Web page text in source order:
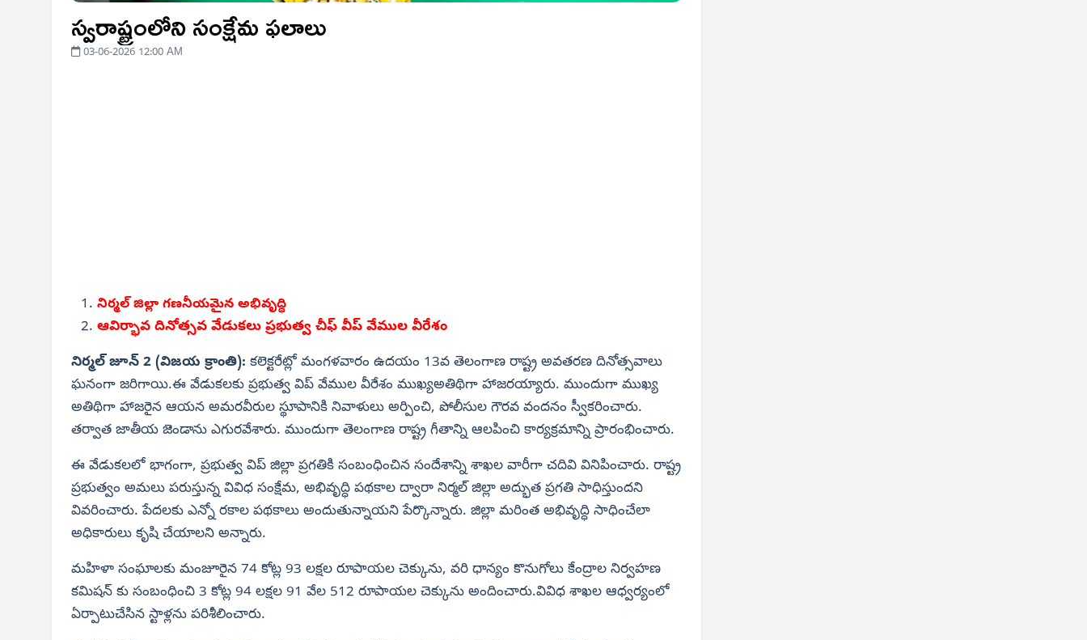
స్వరాష్ట్రంలోని సంక్షేమ ఫలాలు
03-06-2026 12:00 AM
నిర్మల్ జిల్లా గణనీయమైన అభివృద్ధి
ఆవిర్భావ దినోత్సవ వేడుకలు ప్రభుత్వ చీఫ్ వీప్ వేముల వీరేశం
నిర్మల్ జూన్ 2 (విజయ క్రాంతి): కలెక్టరేట్లో మంగళవారం ఉదయం 13వ తెలంగాణ రాష్ట్ర అవతరణ దినోత్సవాలు
ఘనంగా జరిగాయి.ఈ వేడుకలకు ప్రభుత్వ విప్ వేముల వీరేశం ముఖ్యఅతిథిగా హాజరయ్యారు. ముందుగా ముఖ్య
అతిథిగా హాజరైన ఆయన అమరవీరుల స్థూపానికి నివాళులు అర్పించి, పోలీసుల గౌరవ వందనం స్వీకరించారు.
తర్వాత జాతీయ జెండాను ఎగురవేశారు. ముందుగా తెలంగాణ రాష్ట్ర గీతాన్ని ఆలపించి కార్యక్రమాన్ని ప్రారంభించారు.
ఈ వేడుకలలో భాగంగా, ప్రభుత్వ విప్ జిల్లా ప్రగతికి సంబంధించిన సందేశాన్ని శాఖల వారీగా చదివి వినిపించారు. రాష్ట్ర
ప్రభుత్వం అమలు పరుస్తున్న వివిధ సంక్షేమ, అభివృద్ధి పథకాల ద్వారా నిర్మల్ జిల్లా అద్భుత ప్రగతి సాధిస్తుందని
వివరించారు. పేదలకు ఎన్నో రకాల పథకాలు అందుతున్నాయని పేర్కొన్నారు. జిల్లా మరింత అభివృద్ధి సాధించేలా
అధికారులు కృషి చేయాలని అన్నారు.
మహిళా సంఘాలకు మంజూరైన 74 కోట్ల 93 లక్షల రూపాయల చెక్కును, వరి ధాన్యం కొనుగోలు కేంద్రాల నిర్వహణ
కమిషన్ కు సంబంధించి 3 కోట్ల 94 లక్షల 91 వేల 512 రూపాయల చెక్కును అందించారు.వివిధ శాఖల ఆధ్వర్యంలో
ఏర్పాటుచేసిన స్టాళ్లను పరిశీలించారు.